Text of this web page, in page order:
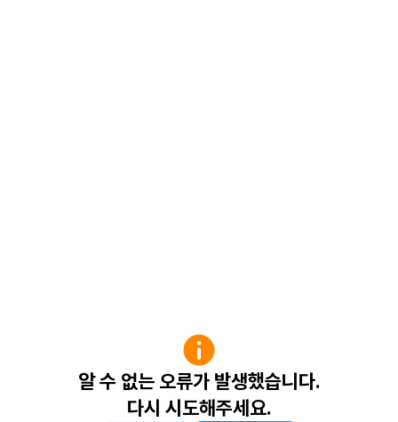
알 수 없는 오류가 발생했습니다.
다시 시도해주세요.